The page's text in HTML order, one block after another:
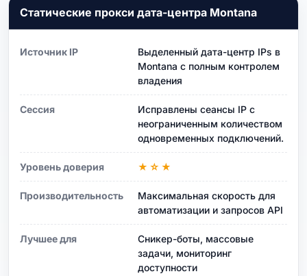
Статические прокси дата-центра Montana
Источник IP
Выделенный дата-центр IPs в
Montana с полным контролем
владения
Сессия
Исправлены сеансы IP с
неограниченным количеством
одновременных подключений.
Уровень доверия ★☆★
Производительность
Максимальная скорость для
автоматизации и запросов API
Лучшее для
Сникер-боты, массовые
задачи, мониторинг
доступности